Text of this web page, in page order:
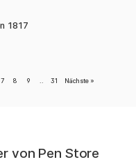
1817
7 8 9 31 Nächste »
von Pen Store